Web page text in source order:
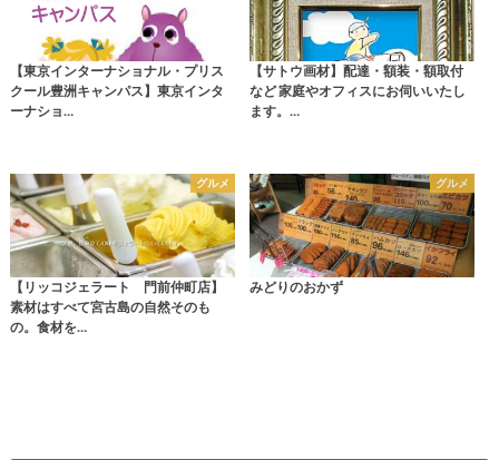
【東京インターナショナル・プリス
クール豊洲キャンパス】東京インタ
ーナショ…
【サトウ画材】配達・額装・額取付
など 家庭やオフィスにお伺いいたし
ます。…
グルメ
【リッコジェラート 門前仲町店】
素材はすべて宮古島の自然そのも
の。食材を…
グルメ
みどりのおかず